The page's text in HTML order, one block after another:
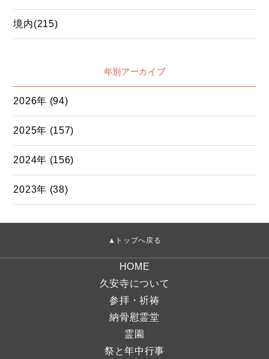
境内(215)
年別アーカイブ
2026年 (94)
2025年 (157)
2024年 (156)
2023年 (38)
▲トップへ戻る
HOME
久安寺について
参拝・祈祷
納骨慰霊堂
霊園
祭と年中行事